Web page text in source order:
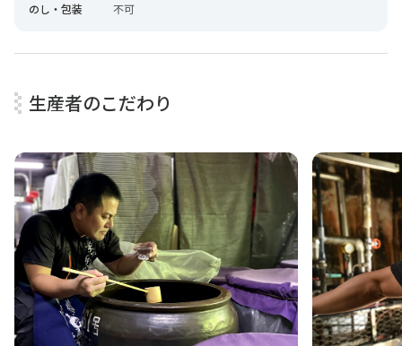
のし・包装
不可
生産者のこだわり